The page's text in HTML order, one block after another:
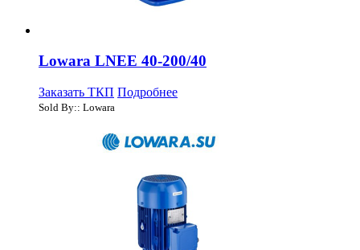
Lowara LNEE 40-200/40
Заказать ТКП Подробнее
Sold By:: Lowara